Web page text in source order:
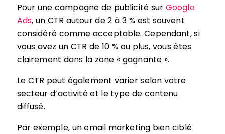
Pour une campagne de publicité sur Google
Ads, un CTR autour de 2 à 3 % est souvent
considéré comme acceptable. Cependant, si
vous avez un CTR de 10 % ou plus, vous êtes
clairement dans la zone « gagnante ».
Le CTR peut également varier selon votre
secteur d’activité et le type de contenu
diffusé.
Par exemple, un email marketing bien ciblé